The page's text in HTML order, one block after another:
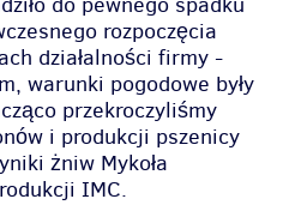
rozpoczęcia
działalności firmy -
warunki pogodowe były
przekroczyliśmy
i produkcji pszenicy
żniw Mykoła
IMC.